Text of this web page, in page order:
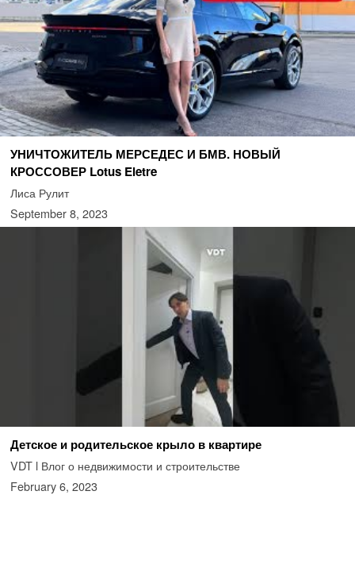
УНИЧТОЖИТЕЛЬ МЕРСЕДЕС И БМВ. НОВЫЙ
КРОССОВЕР Lotus Eletre
Лиса Рулит
September 8, 2023
Детское и родительское крыло в квартире
VDT l Влог о недвижимости и строительстве
February 6, 2023